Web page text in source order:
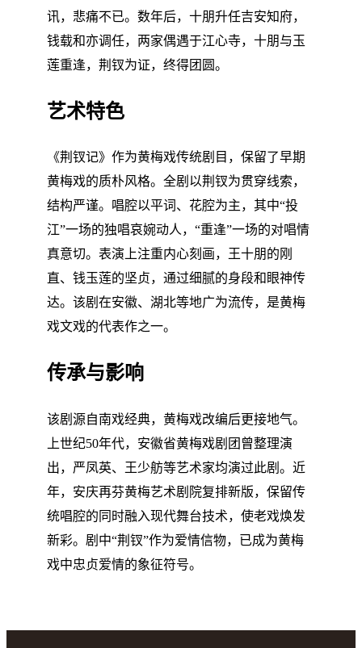
讯，悲痛不已。数年后，十朋升任吉安知府，
钱载和亦调任，两家偶遇于江心寺，十朋与玉
莲重逢，荆钗为证，终得团圆。
艺术特色
《荆钗记》作为黄梅戏传统剧目，保留了早期
黄梅戏的质朴风格。全剧以荆钗为贯穿线索，
结构严谨。唱腔以平词、花腔为主，其中“投
江”一场的独唱哀婉动人，“重逢”一场的对唱情
真意切。表演上注重内心刻画，王十朋的刚
直、钱玉莲的坚贞，通过细腻的身段和眼神传
达。该剧在安徽、湖北等地广为流传，是黄梅
戏文戏的代表作之一。
传承与影响
该剧源自南戏经典，黄梅戏改编后更接地气。
上世纪50年代，安徽省黄梅戏剧团曾整理演
出，严凤英、王少舫等艺术家均演过此剧。近
年，安庆再芬黄梅艺术剧院复排新版，保留传
统唱腔的同时融入现代舞台技术，使老戏焕发
新彩。剧中“荆钗”作为爱情信物，已成为黄梅
戏中忠贞爱情的象征符号。